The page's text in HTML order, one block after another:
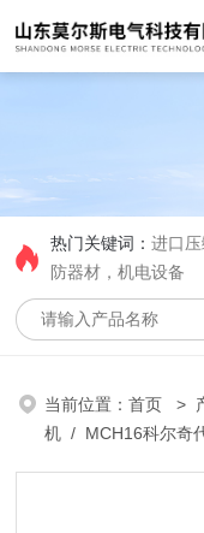
热门关键词：进口
防器材，机电设备
当前位置：首页 >
机 / MCH16科尔奇